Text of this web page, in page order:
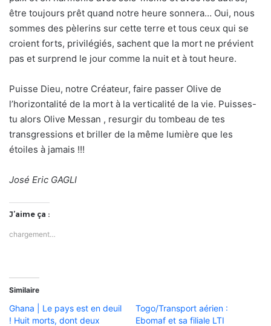
être toujours prêt quand notre heure sonnera… Oui, nous
sommes des pèlerins sur cette terre et tous ceux qui se
croient forts, privilégiés, sachent que la mort ne prévient
pas et surprend le jour comme la nuit et à tout heure.
Puisse Dieu, notre Créateur, faire passer Olive de
l’horizontalité de la mort à la verticalité de la vie. Puisses-
tu alors Olive Messan , resurgir du tombeau de tes
transgressions et briller de la même lumière que les
étoiles à jamais !!!
José Eric GAGLI
J’aime ça :
chargement…
Similaire
Ghana | Le pays est en deuil
! Huit morts, dont deux
Togo/Transport aérien :
Ebomaf et sa filiale LTI